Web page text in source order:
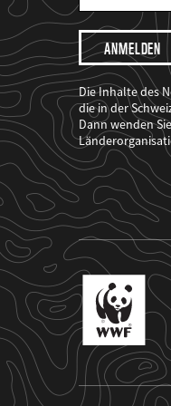
Mail
Adresse
Ich
möchte,
dass
der
WWF
mich
über
seine
Projekte
informiert.
Die Inhalte des
die in der
Dann wenden